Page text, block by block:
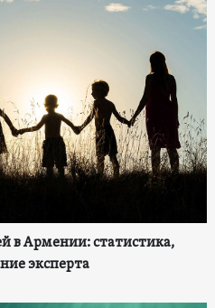
в Армении: статистика,
эксперта